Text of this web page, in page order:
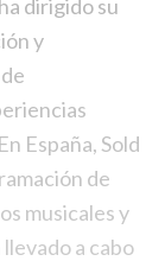
dirigido su
y
España, Sold
de
musicales y
a cabo